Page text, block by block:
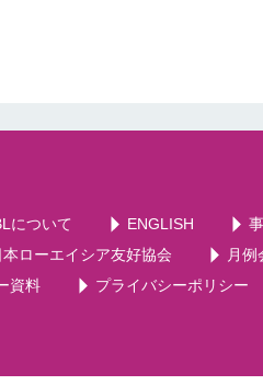
について ENGLISH
本ローエイシア友好協会 月
資料
プライバシーポリシー